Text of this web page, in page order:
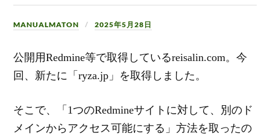
MANUALMATON 2025年5月28日
公開用Redmine等で取得しているreisalin.com。今
回、新たに「ryza.jp」を取得しました。
そこで、「1つのRedmineサイトに対して、別のド
メインからアクセス可能にする」方法を取ったの